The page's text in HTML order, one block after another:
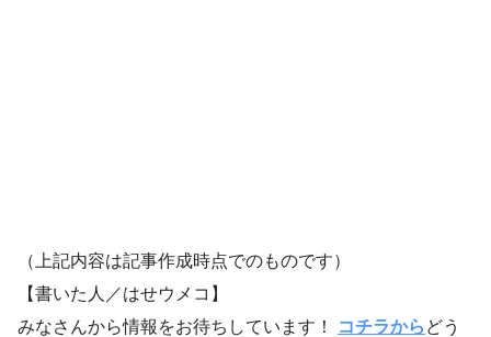
（上記内容は記事作成時点でのものです）
【書いた人／はせウメコ】
みなさんから情報をお待ちしています！
コチラから どう